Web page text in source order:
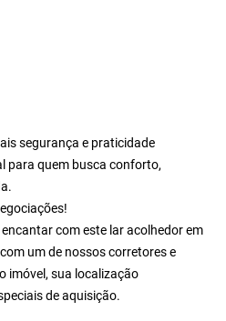
segurança e praticidade
para quem busca conforto,
com este lar acolhedor em
um de nossos corretores e
imóvel, sua localização
de aquisição.